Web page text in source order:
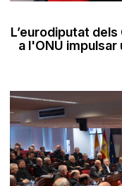
L’eurodiputat
a l'ONU impulsar